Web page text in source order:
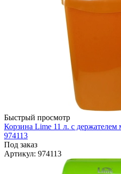
Быстрый просмотр
Корзина Lime 11 л. с
974113
Под заказ
Артикул: 974113